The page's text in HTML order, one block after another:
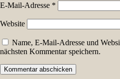
E-Mail-Adresse *
Website
Name, E-Mail-Adresse und
nächsten Kommentar speichern.